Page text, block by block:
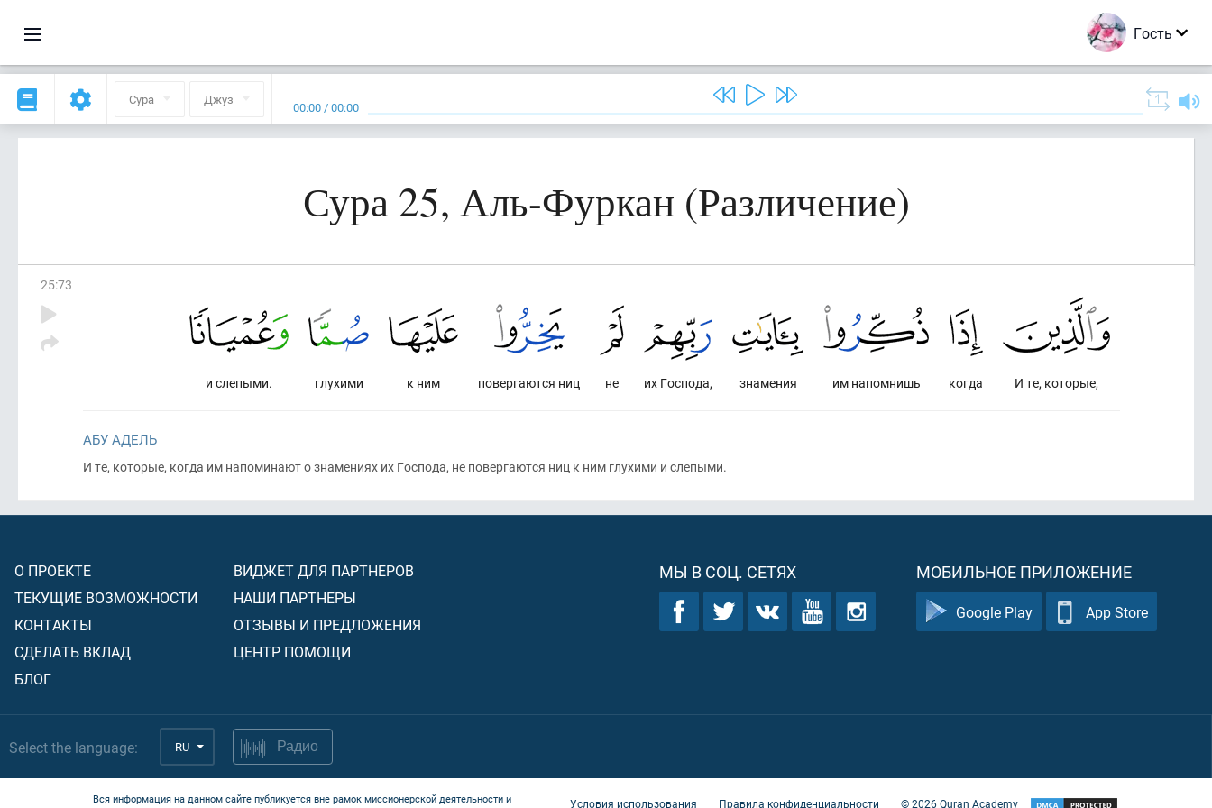
Гость
Сура Джуз 00:00 /00:00
Сура 25, Аль-Фуркан (Различение)
25:73
И те, которые,
когда
им напомнишь
знамения
их Господа,
не
повергаются ниц
к ним
глухими
и слепыми.
АБУ АДЕЛЬ
И те, которые, когда им напоминают о знамениях их Господа, не повергаются ниц к ним глухими и слепыми.
О ПРОЕКТЕ
ТЕКУЩИЕ ВОЗМОЖНОСТИ
КОНТАКТЫ
СДЕЛАТЬ ВКЛАД
БЛОГ
ВИДЖЕТ ДЛЯ ПАРТНЕРОВ
НАШИ ПАРТНЕРЫ
ОТЗЫВЫ И ПРЕДЛОЖЕНИЯ
ЦЕНТР ПОМОЩИ
МЫ В СОЦ. СЕТЯХ МОБИЛЬНОЕ ПРИЛОЖЕНИЕ
Google Play App Store
Select the language: RU Радио
Вся информация на данном сайте публикуется вне рамок миссионерской деятельности и
Условия использования Правила конфиденциальности ©2026Quran Academy